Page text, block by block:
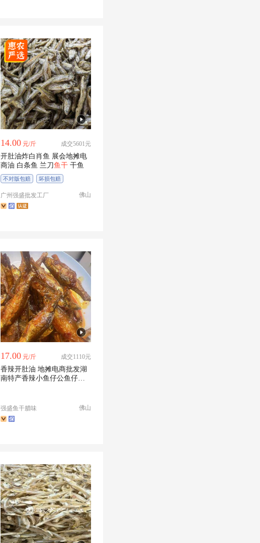
14.00 元/斤 成交5601元
开肚油炸白肖鱼 展会地摊电
商油 白条鱼 兰刀鱼干 干鱼
不对版包赔 坏损包赔
广州强盛批发工厂 佛山
17.00 元/斤 成交1110元
香辣开肚油 地摊电商批发湖
南特产香辣小鱼仔公鱼仔小
强盛鱼干腊味 佛山